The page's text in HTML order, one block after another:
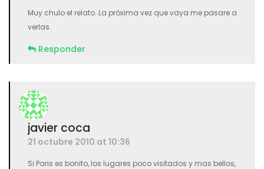
Muy chulo el relato. La próxima vez que vaya me pasare a
verlas.
Responder
javier coca
21 octubre 2010 at 10:36
Si Paris es bonito, los lugares poco visitados y mas bellos,